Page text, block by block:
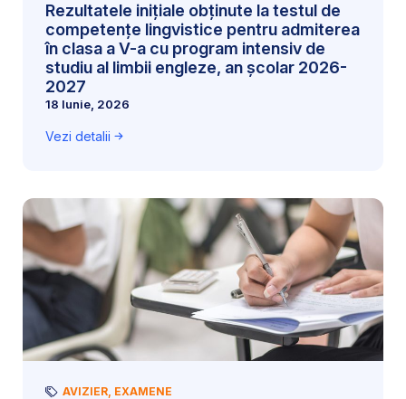
Rezultatele inițiale obținute la testul de
competențe lingvistice pentru admiterea
în clasa a V-a cu program intensiv de
studiu al limbii engleze, an școlar 2026-
2027
18 Iunie, 2026
Vezi detalii
AVIZIER, EXAMENE